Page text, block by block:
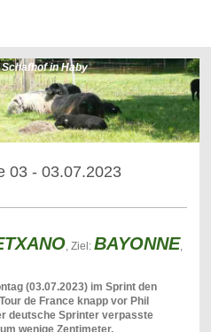
in Haby
03 - 03.07.2023
, Ziel: BAYONNE
(03.07.2023) im Sprint den
de France knapp vor Phil
deutsche Sprinter verpasste
wenige Zentimeter.